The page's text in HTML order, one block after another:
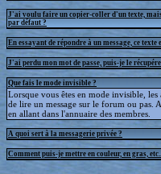
J'ai voulu faire un copier-coller d'un texte,
par défaut ?
En essayant de répondre à un message, ce texte
J'ai perdu mon mot de passe, puis-je le
Que fais le mode invisible ?
Lorsque vous êtes en mode invisible, les
de lire un message sur le forum ou pas.
en allant dans l'annuaire des membres.
A quoi sert à la messagerie privée ?
Comment puis-je mettre en couleur, en gras,